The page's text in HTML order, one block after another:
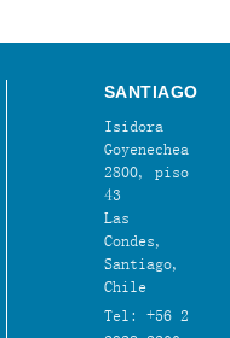
SANTIAGO
Isidora
Goyenechea
2800, piso
43
Las
Condes,
Santiago,
Chile
Tel: +56 2